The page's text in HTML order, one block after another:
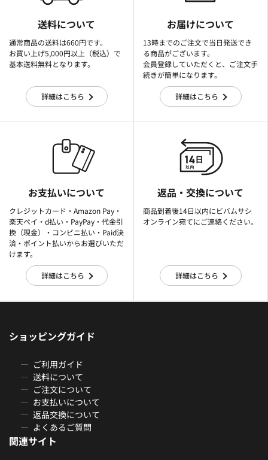
送料について
通常商品の送料は660円です。
お買い上げ5,000円以上（税込）で
基本送料無料となります。
詳細はこちら
お届けについて
13時までのご注文で当日発送でき
る商品がございます。
会員登録していただくと、ご注文手
続きが簡単になります。
詳細はこちら
お支払いについて
クレジットカード・Amazon Pay・
楽天ぺイ・d払い・PayPay・代金引
換（現金）・コンビニ払い・Paid決
済・ポイント払いからお選びいただ
けます。
詳細はこちら
返品・交換について
商品到着後14日以内にビバムサシ
オンライン宛てにご連絡ください。
詳細はこちら
ショッピングガイド
ご利用ガイド
送料について
ご注文について
お支払いについて
返品交換について
よくあるご質問
関連サイト